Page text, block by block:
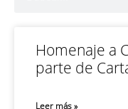
Homenaje a
parte de
Leer más »